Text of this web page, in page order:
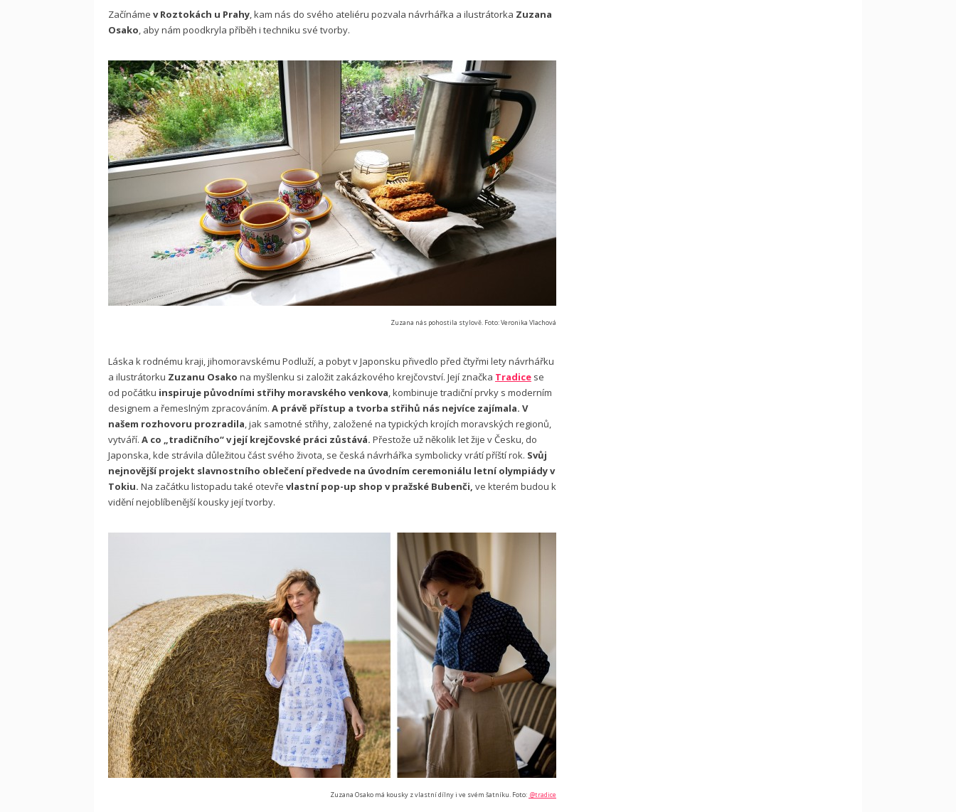
Začínáme v Roztokách u Prahy, kam nás do svého ateliéru pozvala návrhářka a ilustrátorka Zuzana
Osako, aby nám poodkryla příběh i techniku své tvorby.
Zuzana nás pohostila stylově. Foto: Veronika Vlachová
Láska k rodnému kraji, jihomoravskému Podluží, a pobyt v Japonsku přivedlo před čtyřmi lety návrhářku
a ilustrátorku Zuzanu Osako na myšlenku si založit zakázkového krejčovství. Její značka Tradice se
od počátku inspiruje původními střihy moravského venkova, kombinuje tradiční prvky s moderním
designem a řemeslným zpracováním. A právě přístup a tvorba střihů nás nejvíce zajímala. V
našem rozhovoru prozradila, jak samotné střihy, založené na typických krojích moravských regionů,
vytváří. A co „tradičního“ v její krejčovské práci zůstává. Přestože už několik let žije v Česku, do
Japonska, kde strávila důležitou část svého života, se česká návrhářka symbolicky vrátí příští rok. Svůj
nejnovější projekt slavnostního oblečení předvede na úvodním ceremoniálu letní olympiády v
Tokiu. Na začátku listopadu také otevře vlastní pop-up shop v pražské Bubenči, ve kterém budou k
vidění nejoblíbenější kousky její tvorby.
Zuzana Osako má kousky z vlastní dílny i ve svém šatníku. Foto: @tradice